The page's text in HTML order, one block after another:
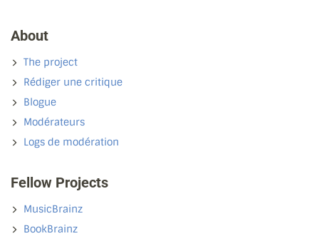
About
The project
Rédiger une critique
Blogue
Modérateurs
Logs de modération
Fellow Projects
MusicBrainz
BookBrainz